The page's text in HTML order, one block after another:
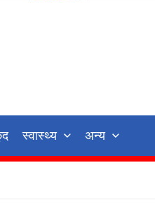
स्वास्थ्य अन्य